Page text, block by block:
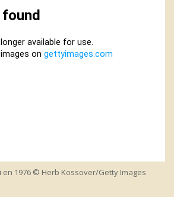
en 1976 © Herb Kossover/Getty Images